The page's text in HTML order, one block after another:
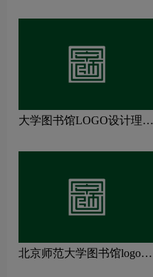
大学图书馆LOGO设计理念
北京师范大学图书馆logo图